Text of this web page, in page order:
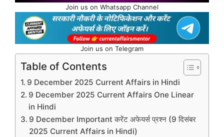
Join us on Whatsapp Channel
Join us on Telegram
Table of Contents
9 December 2025 Current Affairs in Hindi
9 December 2025 Current Affairs One Linear
in Hindi
9 December Important करेंट अफेयर्स प्रश्न (9 दिसंबर
2025 Current Affairs in Hindi)